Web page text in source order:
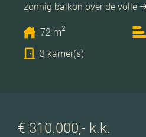
zonnig balkon over de volle
72 m2
3 kamer(s)
€ 310.000,- k.k.